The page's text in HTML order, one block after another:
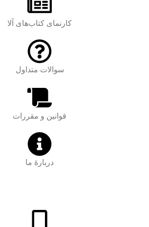
کارنمای کتاب‌های آلا
سوالات متداول
قوانین و مقررات
دربارۀ ما